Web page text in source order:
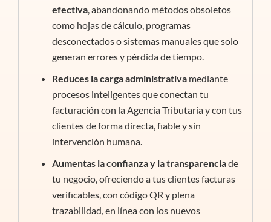
efectiva , abandonando métodos obsoletos
como hojas de cálculo, programas
desconectados o sistemas manuales que solo
generan errores y pérdida de tiempo.
Reduces la carga administrativa mediante
procesos inteligentes que conectan tu
facturación con la Agencia Tributaria y con tus
clientes de forma directa, fiable y sin
intervención humana.
Aumentas la confianza y la transparenciade
tu negocio, ofreciendo a tus clientes facturas
verificables, con código QR y plena
trazabilidad, en línea con los nuevos